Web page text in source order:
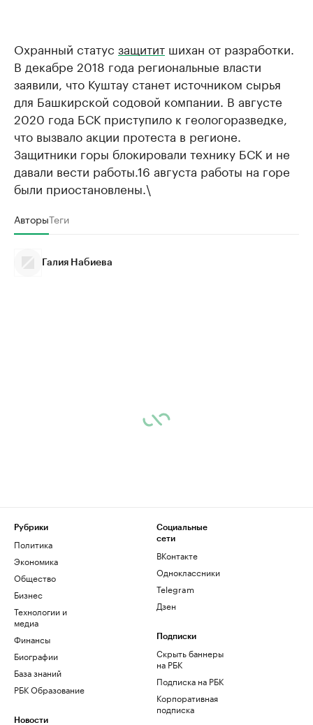
Охранный статус защитит шихан от разработки.
В декабре 2018 года региональные власти
заявили, что Куштау станет источником сырья
для Башкирской содовой компании. В августе
2020 года БСК приступило к геологоразведке,
что вызвало акции протеста в регионе.
Защитники горы блокировали технику БСК и не
давали вести работы.16 августа работы на горе
были приостановлены.\
АвторыТеги
Галия Набиева
Рубрики
Политика
Экономика
Общество
Бизнес
Технологии и
медиа
Финансы
Биографии
База знаний
РБК Образование
Новости
Социальные
сети
ВКонтакте
Одноклассники
Telegram
Дзен
Подписки
Скрыть баннеры
на РБК
Подписка на РБК
Корпоративная
подписка